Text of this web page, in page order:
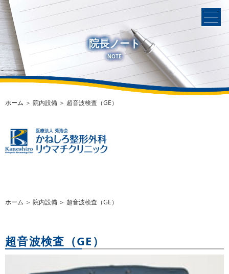
院長ノート
NOTE
ホーム ＞ 院内設備 ＞ 超音波検査（GE）
ホーム ＞ 院内設備 ＞ 超音波検査（GE）
超音波検査（GE）